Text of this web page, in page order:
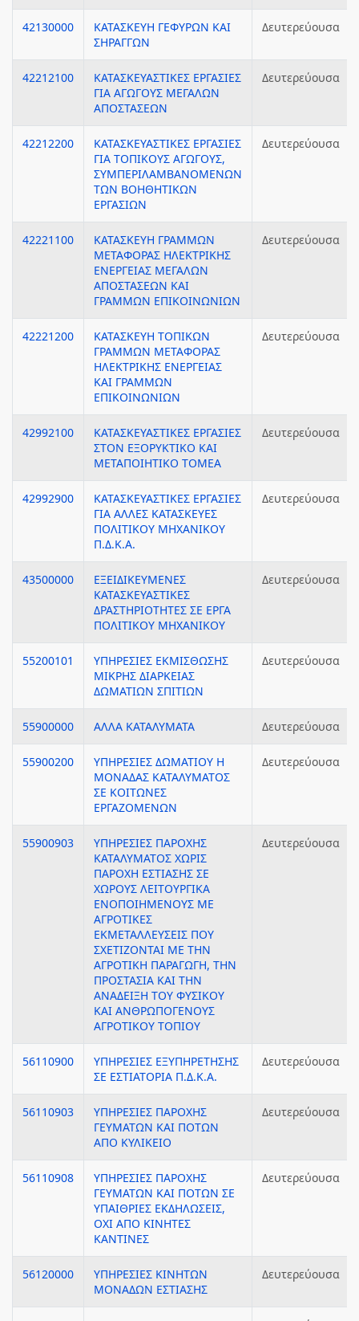
42130000
ΚΑΤΑΣΚΕΥΗ ΓΕΦΥΡΩΝ ΚΑΙ
ΣΗΡΑΓΓΩΝ
Δευτερεύουσα
42212100
ΚΑΤΑΣΚΕΥΑΣΤΙΚΕΣ ΕΡΓΑΣΙΕΣ
ΓΙΑ ΑΓΩΓΟΥΣ ΜΕΓΑΛΩΝ
ΑΠΟΣΤΑΣΕΩΝ
Δευτερεύουσα
42212200
ΚΑΤΑΣΚΕΥΑΣΤΙΚΕΣ ΕΡΓΑΣΙΕΣ
ΓΙΑ ΤΟΠΙΚΟΥΣ ΑΓΩΓΟΥΣ,
ΣΥΜΠΕΡΙΛΑΜΒΑΝΟΜΕΝΩΝ
ΤΩΝ ΒΟΗΘΗΤΙΚΩΝ
ΕΡΓΑΣΙΩΝ
Δευτερεύουσα
42221100
ΚΑΤΑΣΚΕΥΗ ΓΡΑΜΜΩΝ
ΜΕΤΑΦΟΡΑΣ ΗΛΕΚΤΡΙΚΗΣ
ΕΝΕΡΓΕΙΑΣ ΜΕΓΑΛΩΝ
ΑΠΟΣΤΑΣΕΩΝ ΚΑΙ
ΓΡΑΜΜΩΝ ΕΠΙΚΟΙΝΩΝΙΩΝ
Δευτερεύουσα
42221200
ΚΑΤΑΣΚΕΥΗ ΤΟΠΙΚΩΝ
ΓΡΑΜΜΩΝ ΜΕΤΑΦΟΡΑΣ
ΗΛΕΚΤΡΙΚΗΣ ΕΝΕΡΓΕΙΑΣ
ΚΑΙ ΓΡΑΜΜΩΝ
ΕΠΙΚΟΙΝΩΝΙΩΝ
Δευτερεύουσα
42992100
ΚΑΤΑΣΚΕΥΑΣΤΙΚΕΣ ΕΡΓΑΣΙΕΣ
ΣΤΟΝ ΕΞΟΡΥΚΤΙΚΟ ΚΑΙ
ΜΕΤΑΠΟΙΗΤΙΚΟ ΤΟΜΕΑ
Δευτερεύουσα
42992900
ΚΑΤΑΣΚΕΥΑΣΤΙΚΕΣ ΕΡΓΑΣΙΕΣ
ΓΙΑ ΑΛΛΕΣ ΚΑΤΑΣΚΕΥΕΣ
ΠΟΛΙΤΙΚΟΥ ΜΗΧΑΝΙΚΟΥ
Π.Δ.Κ.Α.
Δευτερεύουσα
43500000
ΕΞΕΙΔΙΚΕΥΜΕΝΕΣ
ΚΑΤΑΣΚΕΥΑΣΤΙΚΕΣ
ΔΡΑΣΤΗΡΙΟΤΗΤΕΣ ΣΕ ΕΡΓΑ
ΠΟΛΙΤΙΚΟΥ ΜΗΧΑΝΙΚΟΥ
Δευτερεύουσα
55200101
ΥΠΗΡΕΣΙΕΣ ΕΚΜΙΣΘΩΣΗΣ
ΜΙΚΡΗΣ ΔΙΑΡΚΕΙΑΣ
ΔΩΜΑΤΙΩΝ ΣΠΙΤΙΩΝ
Δευτερεύουσα
55900000 ΑΛΛΑ ΚΑΤΑΛΥΜΑΤΑ Δευτερεύουσα
55900200
ΥΠΗΡΕΣΙΕΣ ΔΩΜΑΤΙΟΥ Η
ΜΟΝΑΔΑΣ ΚΑΤΑΛΥΜΑΤΟΣ
ΣΕ ΚΟΙΤΩΝΕΣ
ΕΡΓΑΖΟΜΕΝΩΝ
Δευτερεύουσα
55900903
ΥΠΗΡΕΣΙΕΣ ΠΑΡΟΧΗΣ
ΚΑΤΑΛΥΜΑΤΟΣ ΧΩΡΙΣ
ΠΑΡΟΧΗ ΕΣΤΙΑΣΗΣ ΣΕ
ΧΩΡΟΥΣ ΛΕΙΤΟΥΡΓΙΚΑ
ΕΝΟΠΟΙΗΜΕΝΟΥΣ ΜΕ
ΑΓΡΟΤΙΚΕΣ
ΕΚΜΕΤΑΛΛΕΥΣΕΙΣ ΠΟΥ
ΣΧΕΤΙΖΟΝΤΑΙ ΜΕ ΤΗΝ
ΑΓΡΟΤΙΚΗ ΠΑΡΑΓΩΓΗ, ΤΗΝ
ΠΡΟΣΤΑΣΙΑ ΚΑΙ ΤΗΝ
ΑΝΑΔΕΙΞΗ ΤΟΥ ΦΥΣΙΚΟΥ
ΚΑΙ ΑΝΘΡΩΠΟΓΕΝΟΥΣ
ΑΓΡΟΤΙΚΟΥ ΤΟΠΙΟΥ
Δευτερεύουσα
56110900
ΥΠΗΡΕΣΙΕΣ ΕΞΥΠΗΡΕΤΗΣΗΣ
ΣΕ ΕΣΤΙΑΤΟΡΙΑ Π.Δ.Κ.Α.
Δευτερεύουσα
56110903
ΥΠΗΡΕΣΙΕΣ ΠΑΡΟΧΗΣ
ΓΕΥΜΑΤΩΝ ΚΑΙ ΠΟΤΩΝ
ΑΠΟ ΚΥΛΙΚΕΙΟ
Δευτερεύουσα
56110908
ΥΠΗΡΕΣΙΕΣ ΠΑΡΟΧΗΣ
ΓΕΥΜΑΤΩΝ ΚΑΙ ΠΟΤΩΝ ΣΕ
ΥΠΑΙΘΡΙΕΣ ΕΚΔΗΛΩΣΕΙΣ,
ΟΧΙ ΑΠΟ ΚΙΝΗΤΕΣ
ΚΑΝΤΙΝΕΣ
Δευτερεύουσα
56120000
ΥΠΗΡΕΣΙΕΣ ΚΙΝΗΤΩΝ
ΜΟΝΑΔΩΝ ΕΣΤΙΑΣΗΣ
Δευτερεύουσα